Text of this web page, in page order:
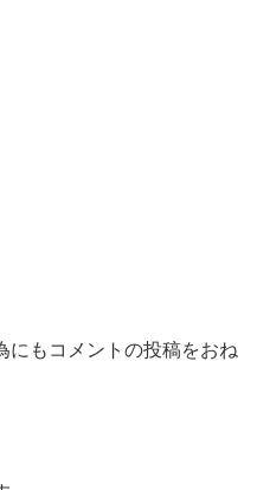
にもコメントの投稿をおね